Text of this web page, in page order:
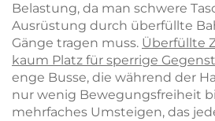
Belastung, da man schwere
Ausrüstung durch überfüllte
Gänge tragen muss. Überfüllte
kaum Platz für sperrige
enge Busse, die während der
nur wenig Bewegungsfreiheit
mehrfaches Umsteigen, das